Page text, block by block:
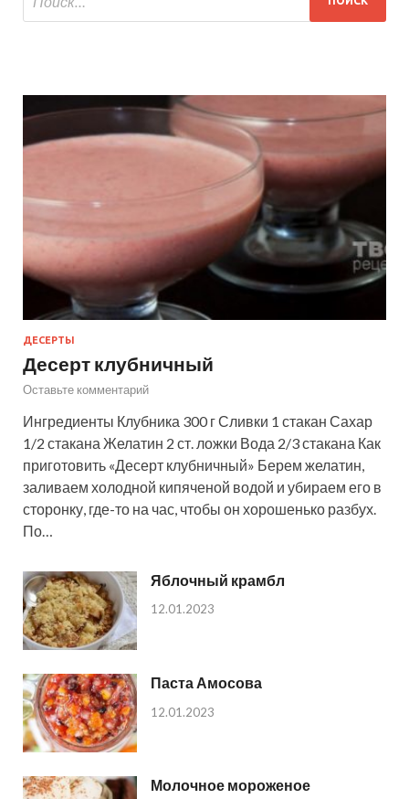
ДЕСЕРТЫ
Десерт клубничный
Оставьте комментарий
Ингредиенты Клубника 300 г Сливки 1 стакан Сахар
1/2 стакана Желатин 2 ст. ложки Вода 2/3 стакана Как
приготовить «Десерт клубничный» Берем желатин,
заливаем холодной кипяченой водой и убираем его в
сторонку, где-то на час, чтобы он хорошенько разбух.
По…
Яблочный крамбл
12.01.2023
Паста Амосова
12.01.2023
Молочное мороженое